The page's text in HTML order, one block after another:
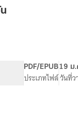
PDF/EPUB
ประเภทไฟล์
19 ม
วันที่ว